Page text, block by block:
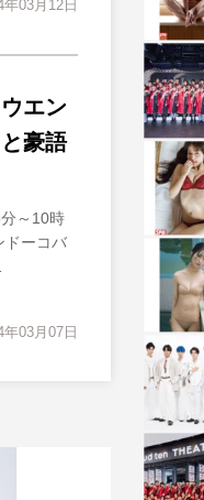
年03月12日
エン
豪語
～10時
ドーコバ
年03月07日